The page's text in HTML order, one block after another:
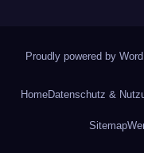
Proudly powered by
HomeDatenschutz &
Sitemap